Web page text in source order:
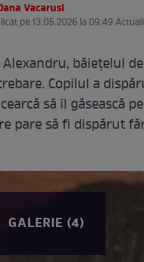
Vacarusi.
pe 13.05.2026 la 09:49
băiețelul
Copilul a
să îl găsească
pare să fi dispărut
GALERIE (4)